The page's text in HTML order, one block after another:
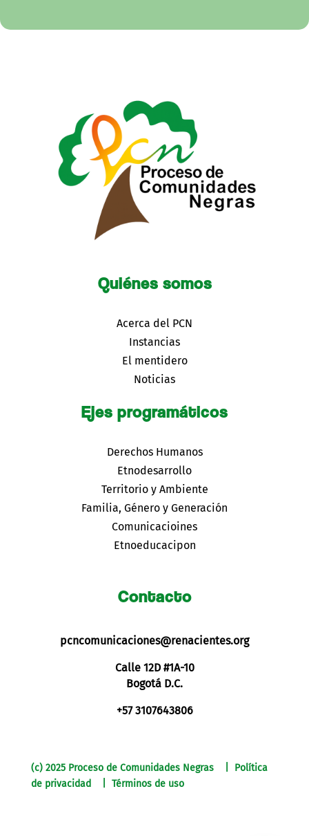
Quiénes somos
Acerca del PCN
Instancias
El mentidero
Noticias
Ejes programáticos
Derechos Humanos
Etnodesarrollo
Territorio y Ambiente
Familia, Género y Generación
Comunicacioines
Etnoeducacipon
Contacto
pcncomunicaciones@renacientes.org
Calle 12D #1A-10
Bogotá D.C.
+57 3107643806
(c) 2025 Proceso de Comunidades Negras | Política
de privacidad | Términos de uso